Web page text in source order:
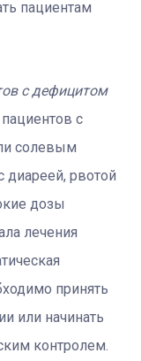
пациентам
с дефицитом
с
солевым
диареей, рвотой
дозы
лечения
принять
или начинать
контролем.